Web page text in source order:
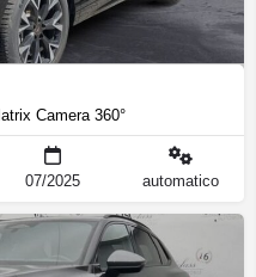
Camera 360°
07/2025 automatico